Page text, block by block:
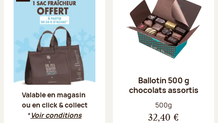
Valable en magasin
ou en click & collect
*Voir conditions
Ballotin 500 g
chocolats assortis
Poids net :
500g
32,40 €